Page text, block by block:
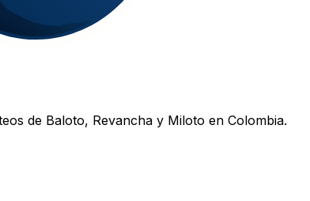
de Baloto, Revancha y Miloto en Colombia.